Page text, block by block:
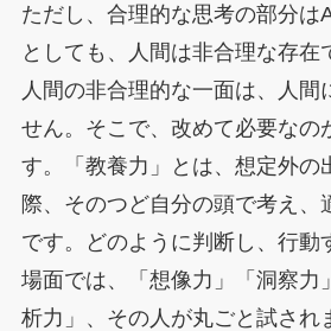
ただし、合理的な思考の部分は
としても、人間は非合理な存在
人間の非合理的な一面は、人間
せん。そこで、改めて必要なの
す。「教養力」とは、想定外の
際、そのつど自分の頭で考え、
です。どのように判断し、行動
場面では、「想像力」「洞察力
析力」、その人が丸ごと試され